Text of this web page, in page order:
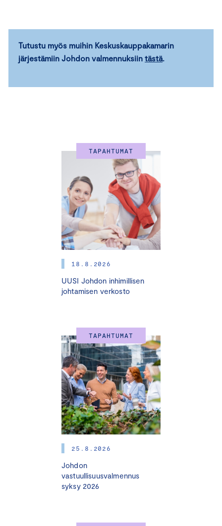
Tutustu myös muihin Keskuskauppakamarin
järjestämiin Johdon valmennuksiin tästä.
TAPAHTUMAT
18.8.2026
UUSI Johdon inhimillisen
johtamisen verkosto
TAPAHTUMAT
25.8.2026
Johdon
vastuullisuusvalmennus
syksy 2026